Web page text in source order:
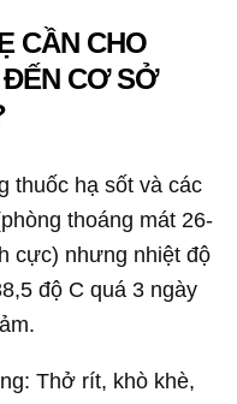
CẦN CHO
CƠ SỞ
thuốc hạ sốt và các
thoáng mát 26-
cực) nhưng nhiệt độ
độ C quá 3 ngày
Thở rít, khò khè,